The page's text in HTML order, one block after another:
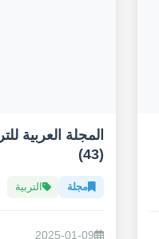
المجلة العربية
(43)
مجلة التربية
2025-01-09